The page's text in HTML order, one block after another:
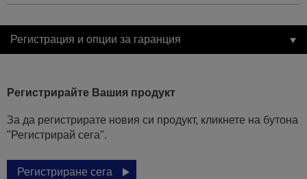
Регистрация и опции за гаранция
Регистрирайте Вашия продукт
За да регистрирате новия си продукт, кликнете на бутона
"Регистрирай сега".
Регистриране сега